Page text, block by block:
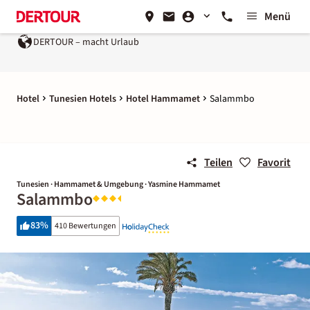
Menü
DERTOUR – macht Urlaub
Hotel Tunesien Hotels Hotel Hammamet Salammbo
Teilen Favorit
Tunesien · Hammamet & Umgebung · Yasmine Hammamet
Salammbo
83% 410 Bewertungen